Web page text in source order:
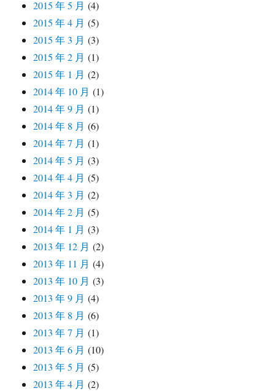
2015 年 5 月 (4)
2015 年 4 月 (5)
2015 年 3 月 (3)
2015 年 2 月 (1)
2015 年 1 月 (2)
2014 年 10 月 (1)
2014 年 9 月 (1)
2014 年 8 月 (6)
2014 年 7 月 (1)
2014 年 5 月 (3)
2014 年 4 月 (5)
2014 年 3 月 (2)
2014 年 2 月 (5)
2014 年 1 月 (3)
2013 年 12 月 (2)
2013 年 11 月 (4)
2013 年 10 月 (3)
2013 年 9 月 (4)
2013 年 8 月 (6)
2013 年 7 月 (1)
2013 年 6 月 (10)
2013 年 5 月 (5)
2013 年 4 月 (2)